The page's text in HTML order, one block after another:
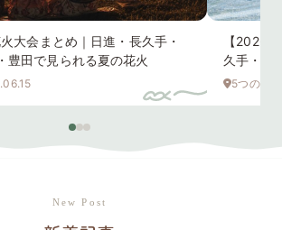
大会まとめ｜日進・長久手・
豊田で見られる夏の花火
【2026
久手・み
5つの街